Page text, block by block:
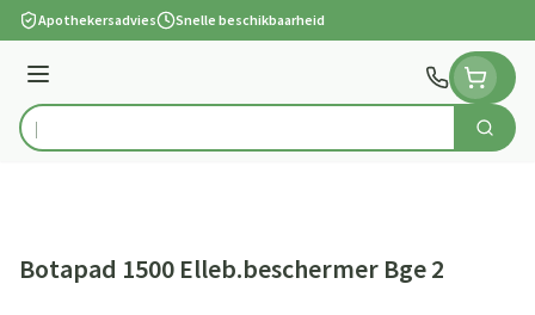
Ga naar de inhoud
Apothekersadvies Snelle beschikbaarheid
Menu
Product, merk, categorie... Zoek
Botapad 1500 Elleb.beschermer Bge 2